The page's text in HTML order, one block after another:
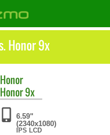
Honor 10 vs. Honor 9x
Honor
Honor 9x
6.59"
(2340x1080)
IPS LCD